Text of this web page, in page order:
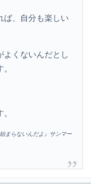
ば、自分も楽しい
よくないんだとし
まらないんだよ』サンマー